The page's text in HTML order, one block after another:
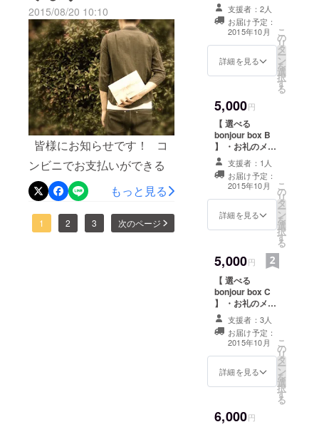
す！！ bonjour boxのリター
ンはもちろん、この
CAMPFIREでしか実現でき
なかった素敵なコラボレー
ションのリターンもご用意
しております。 さらに！プ
ロジェクトサクセス後のス
トレッチゴールも設定中で
す＾＾ 残りあと７時間！！
たくさんの方にプロジェク
トを知って頂けると嬉しい
です＾＾ 最後まで、是非よ
散にご協力いただいた皆
様、本当にありがとうござ
います！！ ただいまスト
レッチゴールも設定させて
いただいておりますので、
是非ご覧ください！！ そし
て、今日は残り一週間とい
うことで、さらに素敵なリ
ターンを追加させていただ
きました！！ CAMPFIRE限
定のリターンとなります＾
＾ フラワーアーティスト、
2015/08/20 10:10
皆様にお知らせです！ コ
ンビニでお支払いができる
ようになりました！ これま
で支援にはクレジットカー
ドが必要でしたが、本日よ
もっと見る
1 2 3 次のページ
セージ ・オスス
メのアクセサ
リー３点を詰め
込んだ
Accesories box
支援者：2人
お届け予定：
2015年10月
詳細を見る
こ
の
リ
タ
ー
ン
を
選
択
す
る
5,000円
【 選べる
bonjour box B
】 ・お礼のメッ
セージ ・オスス
メのオーガニッ
ク商品３点を詰
め込んだ
Organic box
支援者：1人
お届け予定：
2015年10月
詳細を見る
こ
の
リ
タ
ー
ン
を
選
択
す
る
5,000円
【 選べる
bonjour box C
】 ・お礼のメッ
セージ ・オスス
メの雑貨３点を
詰め込んだ
General box
支援者：3人
お届け予定：
2015年10月
詳細を見る
こ
の
リ
タ
ー
ン
を
選
択
す
る
6,000円